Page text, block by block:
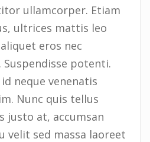
ullamcorper. Etiam
ultrices mattis leo
eros nec
potenti.
neque venenatis
Nunc quis tellus
justo at, accumsan
velit sed massa laoreet